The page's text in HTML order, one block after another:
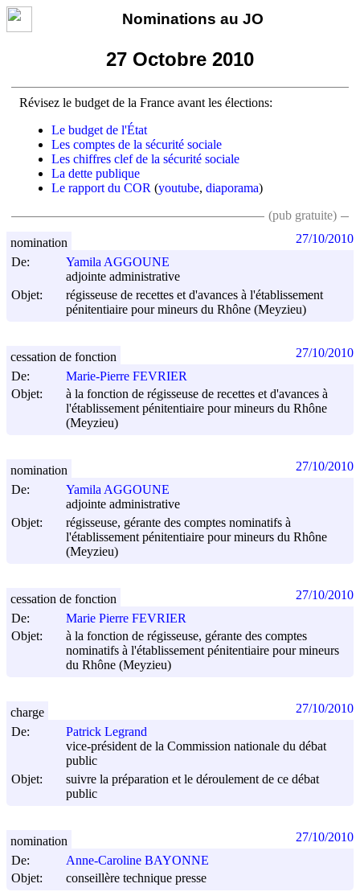
Nominations au JO
27 Octobre 2010
Révisez le budget de la France avant les élections:
Le budget de l'État
Les comptes de la sécurité sociale
Les chiffres clef de la sécurité sociale
La dette publique
Le rapport du COR (youtube, diaporama)
(pub gratuite)
De:
Yamila AGGOUNE
adjointe administrative
Objet:
régisseuse de recettes et d'avances à l'établissement
pénitentiaire pour mineurs du Rhône (Meyzieu)
nomination 27/10/2010
De:
Marie-Pierre FEVRIER
Objet:
à la fonction de régisseuse de recettes et d'avances à
l'établissement pénitentiaire pour mineurs du Rhône
(Meyzieu)
cessation de fonction 27/10/2010
De:
Yamila AGGOUNE
adjointe administrative
Objet:
régisseuse, gérante des comptes nominatifs à
l'établissement pénitentiaire pour mineurs du Rhône
(Meyzieu)
nomination 27/10/2010
De:
Marie Pierre FEVRIER
Objet:
à la fonction de régisseuse, gérante des comptes
nominatifs à l'établissement pénitentiaire pour mineurs
du Rhône (Meyzieu)
cessation de fonction 27/10/2010
De:
Patrick Legrand
vice-président de la Commission nationale du débat
public
Objet:
suivre la préparation et le déroulement de ce débat
public
charge 27/10/2010
De:
Anne-Caroline BAYONNE
Objet:
conseillère technique presse
nomination 27/10/2010